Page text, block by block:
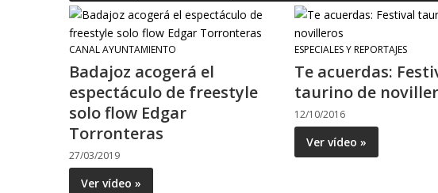
CANAL AYUNTAMIENTO
Badajoz acogerá el
espectáculo de freestyle
solo flow Edgar
Torronteras
27/03/2019
Ver vídeo »
ESPECIALES Y REPORTAJES
Te acuerdas:
taurino de
12/10/2016
Ver vídeo »